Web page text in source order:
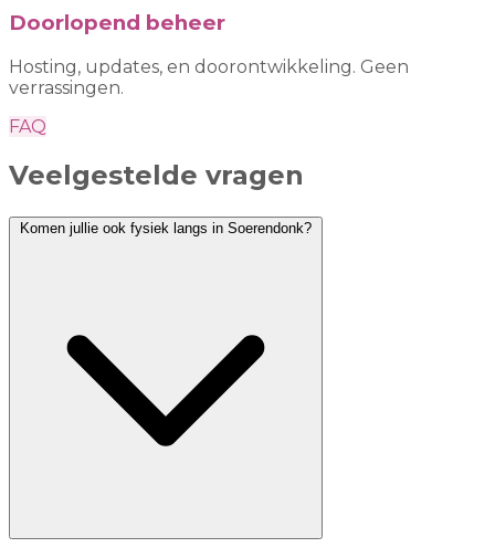
Doorlopend beheer
Hosting, updates, en doorontwikkeling. Geen
verrassingen.
FAQ
Veelgestelde vragen
Komen jullie ook fysiek langs in Soerendonk?